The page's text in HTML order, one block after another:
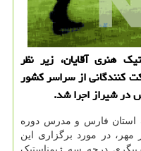
هنری آقایان، زیر نظر
کنندگانی از سراسر کشور
در شیراز اجرا شد.
استان فارس و مدرس دوره
مهر، در مورد برگزاری این